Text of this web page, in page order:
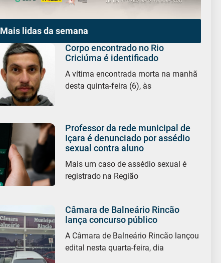
Mais lidas da semana
Corpo encontrado no Rio
Criciúma é identificado
A vítima encontrada morta na manhã
desta quinta-feira (6), às
Professor da rede municipal de
Içara é denunciado por assédio
sexual contra aluno
Mais um caso de assédio sexual é
registrado na Região
Câmara de Balneário Rincão
lança concurso público
A Câmara de Balneário Rincão lançou
edital nesta quarta-feira, dia